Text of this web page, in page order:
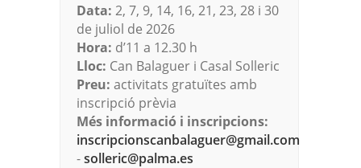
Data: 2, 7, 9, 14, 16, 21, 23, 28 i 30
de juliol de 2026
Hora: d’11 a 12.30 h
Lloc: Can Balaguer i Casal Solleric
Preu: activitats gratuïtes amb
inscripció prèvia
Més informació i inscripcions:
inscripcionscanbalaguer@gmail.com
-solleric@palma.es